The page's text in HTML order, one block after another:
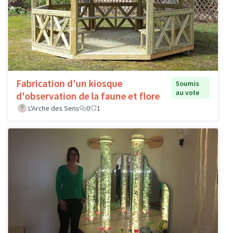
Fabrication d'un kiosque
d'observation de la faune et flore
Soumis
au vote
L'Arche des Sens
0 1